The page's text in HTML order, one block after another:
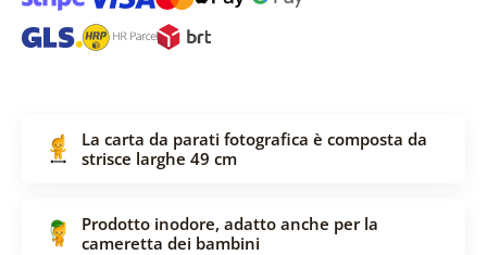
La carta da parati fotografica è composta da
strisce larghe 49 cm
Prodotto inodore, adatto anche per la
cameretta dei bambini